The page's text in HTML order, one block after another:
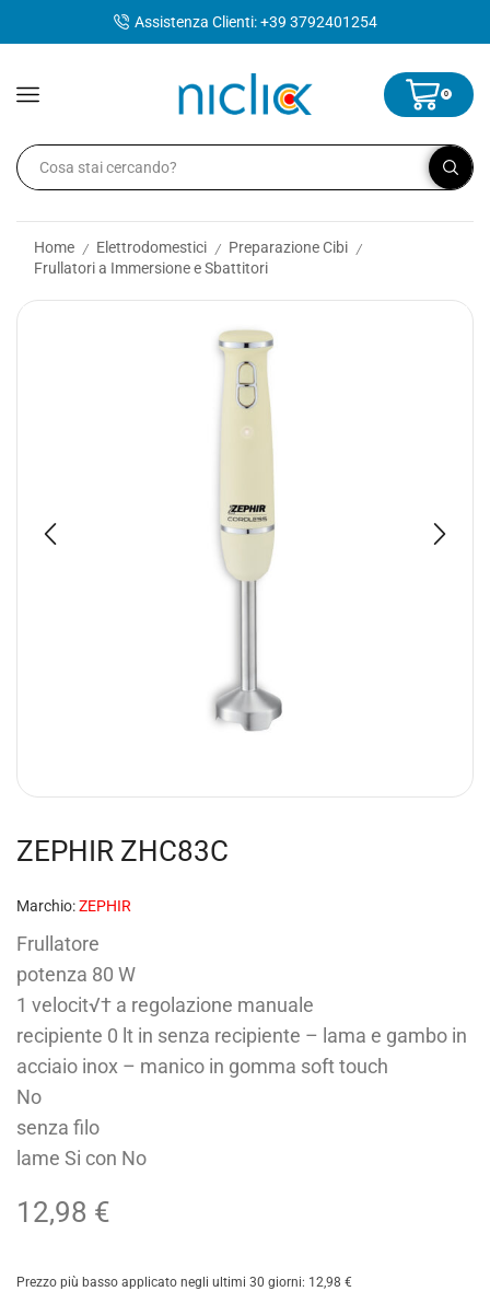
Assistenza Clienti: +39 3792401254
0
Home / Elettrodomestici / Preparazione Cibi /
Frullatori a Immersione e Sbattitori
ZEPHIR ZHC83C
Marchio:ZEPHIR
Frullatore
potenza 80 W
1 velocit√† a regolazione manuale
recipiente 0 lt in senza recipiente – lama e gambo in
acciaio inox – manico in gomma soft touch
No
senza filo
lame Si con No
12,98 €
Prezzo più basso applicato negli ultimi 30 giorni: 12,98 €